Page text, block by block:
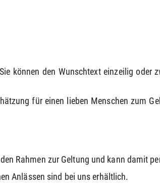
können den Wunschtext einzeilig oder
für einen lieben Menschen zum
Rahmen zur Geltung und kann damit
Anlässen sind bei uns erhältlich.